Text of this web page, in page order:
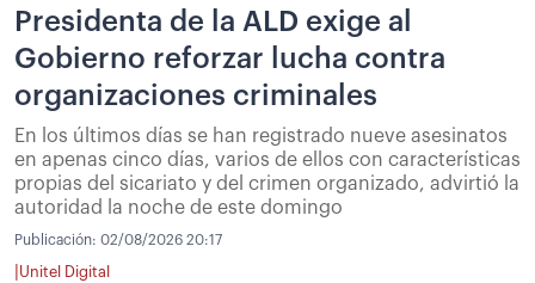
Presidenta de la ALD exige al
Gobierno reforzar lucha contra
organizaciones criminales
En los últimos días se han registrado nueve asesinatos
en apenas cinco días, varios de ellos con características
propias del sicariato y del crimen organizado, advirtió la
autoridad la noche de este domingo
Publicación: 02/08/2026 20:17
Unitel Digital